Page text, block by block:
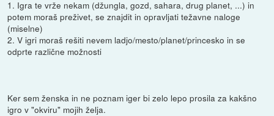
1. Igra te vrže nekam (džungla, gozd, sahara, drug planet, ...) in
potem moraš preživet, se znajdit in opravljati težavne naloge
(miselne)
2. V igri moraš rešiti nevem ladjo/mesto/planet/princesko in se
odprte različne možnosti
Ker sem ženska in ne poznam iger bi zelo lepo prosila za kakšno
igro v "okviru" mojih želja.